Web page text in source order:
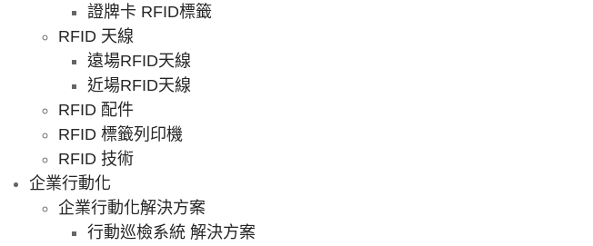
證牌卡 RFID標籤
RFID 天線
遠場RFID天線
近場RFID天線
RFID 配件
RFID 標籤列印機
RFID 技術
企業行動化
企業行動化解決方案
行動巡檢系統 解決方案